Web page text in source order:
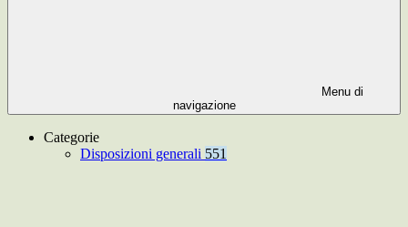
Menu di
navigazione
Categorie
Disposizioni generali 551